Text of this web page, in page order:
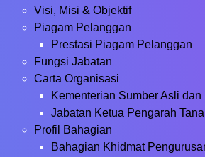
Visi, Misi & Objektif
Piagam Pelanggan
Prestasi Piagam Pelanggan
Fungsi Jabatan
Carta Organisasi
Kementerian Sumber Asli
Jabatan Ketua Pengarah
Profil Bahagian
Bahagian Khidmat